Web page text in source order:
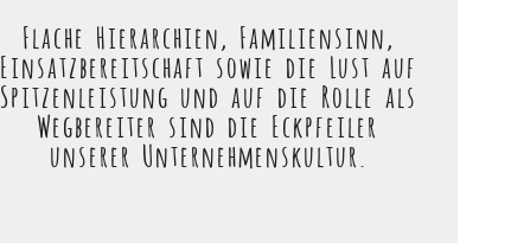
Flache Hierarchien, Familiensinn,
Einsatzbereitschaft sowie die Lust auf
Spitzenleistung und auf die Rolle als
Wegbereiter sind die Eckpfeiler
unserer Unternehmenskultur.